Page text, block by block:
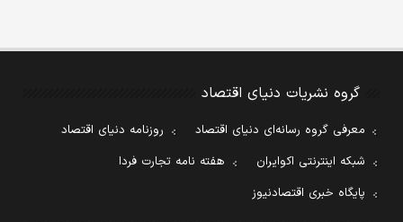
گروه نشریات دنیای اقتصاد
معرفی گروه رسانه‌ای دنیای اقتصاد
روزنامه دنیای اقتصاد
شبکه اینترنتی اکوایران
هفته نامه تجارت فردا
پایگاه خبری اقتصادنیوز